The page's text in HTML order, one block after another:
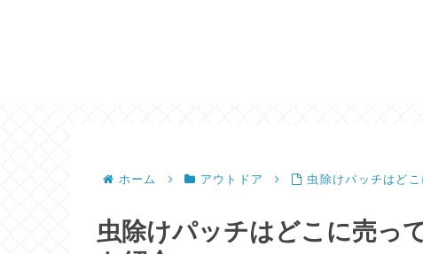
ホーム アウトドア 虫除けパッチはど
虫除けパッチはどこに売っ